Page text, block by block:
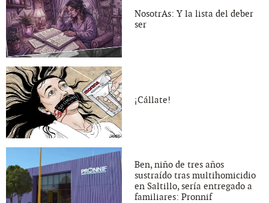
NosotrAs: Y la lista del deber
ser
¡Cállate!
Ben, niño de tres años
sustraído tras multihomicidio
en Saltillo, sería entregado a
familiares: Pronnif